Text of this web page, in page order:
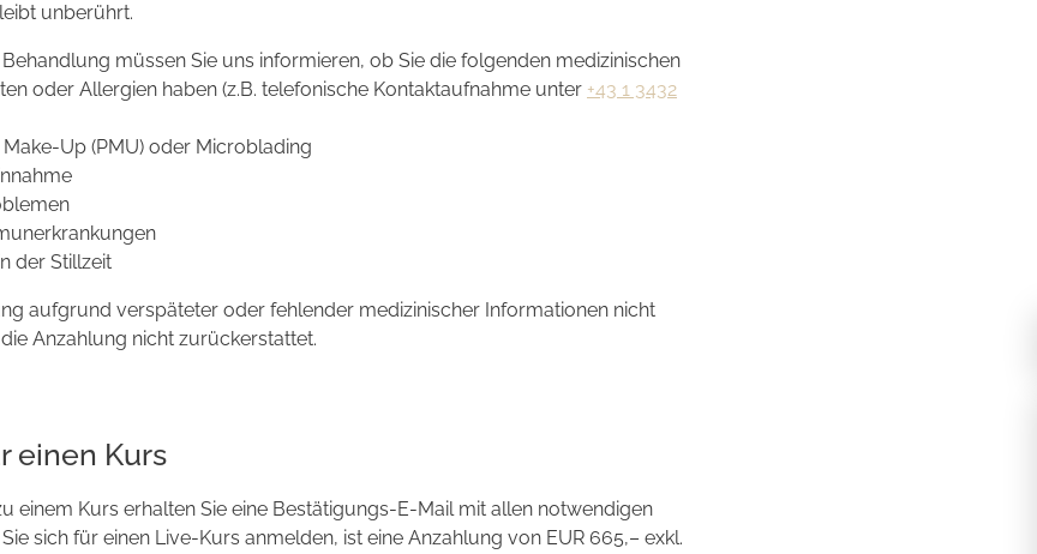
unberührt.
müssen Sie uns informieren, ob Sie die folgenden medizinischen
oder Allergien haben (z.B. telefonische Kontaktaufnahme unter +43 1 3432
Up (PMU) oder Microblading
der Stillzeit
aufgrund verspäteter oder fehlender medizinischer Informationen nicht
Anzahlung nicht zurückerstattet.
einen Kurs
einem Kurs erhalten Sie eine Bestätigungs-E-Mail mit allen notwendigen
sich für einen Live-Kurs anmelden, ist eine Anzahlung von EUR 665,– exkl.